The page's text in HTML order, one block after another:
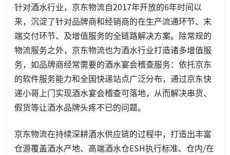
针对酒水行业，京东物流自2017年开放的6年时间以
来，沉淀了针对品牌商和经销商的在生产流通环节、末
端交付环节、及增值服务的全链路解决方案。除常规的
物流服务之外，京东物流也为酒水行业打造诸多增值服
务，如品牌商经常需要的酒水宴会稽查服务：依托京东
的软件服务能力和全国快递站点广泛分布，通过京东快
递小哥上门实现酒水宴会稽查可落地，从而解决串货、
假货等让酒水品牌头疼不已的问题。
京东物流在持续深耕酒水供应链的过程中，打造出丰富
仓源覆盖酒水产地、高端酒水仓ESH执行标准、仓内/在